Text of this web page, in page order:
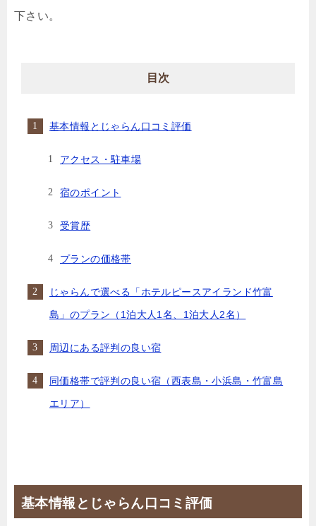
下さい。
目次
基本情報とじゃらん口コミ評価
アクセス・駐車場
宿のポイント
受賞歴
プランの価格帯
じゃらんで選べる「ホテルピースアイランド竹富
島」のプラン（1泊大人1名、1泊大人2名）
周辺にある評判の良い宿
同価格帯で評判の良い宿（西表島・小浜島・竹富島
エリア）
基本情報とじゃらん口コミ評価